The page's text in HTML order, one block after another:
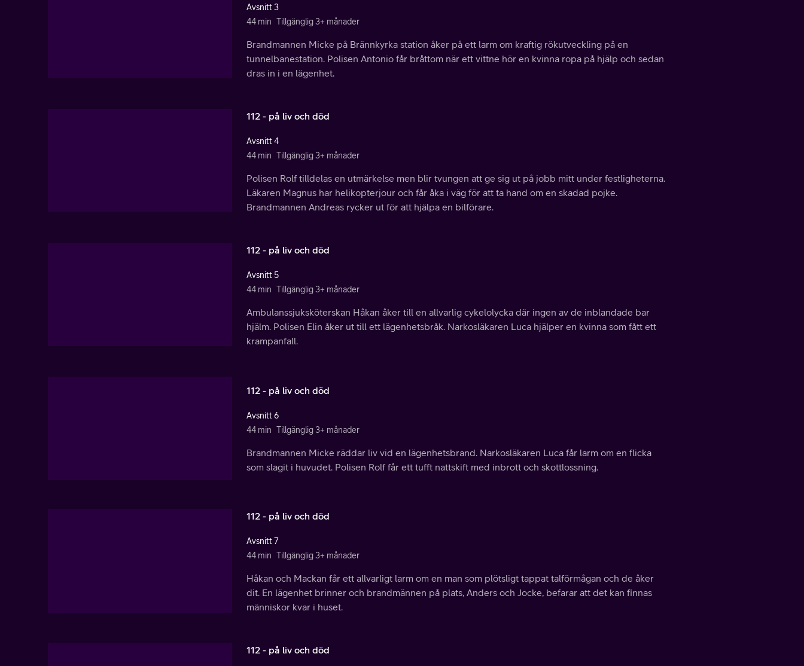
Avsnitt 3
44 min Tillgänglig 3+ månader
Brandmannen Micke på Brännkyrka station åker på ett larm om kraftig rökutveckling på en
tunnelbanestation. Polisen Antonio får bråttom när ett vittne hör en kvinna ropa på hjälp och sedan
dras in i en lägenhet.
112 - på liv och död
Avsnitt 4
44 min Tillgänglig 3+ månader
Polisen Rolf tilldelas en utmärkelse men blir tvungen att ge sig ut på jobb mitt under festligheterna.
Läkaren Magnus har helikopterjour och får åka i väg för att ta hand om en skadad pojke.
Brandmannen Andreas rycker ut för att hjälpa en bilförare.
112 - på liv och död
Avsnitt 5
44 min Tillgänglig 3+ månader
Ambulanssjuksköterskan Håkan åker till en allvarlig cykelolycka där ingen av de inblandade bar
hjälm. Polisen Elin åker ut till ett lägenhetsbråk. Narkosläkaren Luca hjälper en kvinna som fått ett
krampanfall.
112 - på liv och död
Avsnitt 6
44 min Tillgänglig 3+ månader
Brandmannen Micke räddar liv vid en lägenhetsbrand. Narkosläkaren Luca får larm om en flicka
som slagit i huvudet. Polisen Rolf får ett tufft nattskift med inbrott och skottlossning.
112 - på liv och död
Avsnitt 7
44 min Tillgänglig 3+ månader
Håkan och Mackan får ett allvarligt larm om en man som plötsligt tappat talförmågan och de åker
dit. En lägenhet brinner och brandmännen på plats, Anders och Jocke, befarar att det kan finnas
människor kvar i huset.
112 - på liv och död